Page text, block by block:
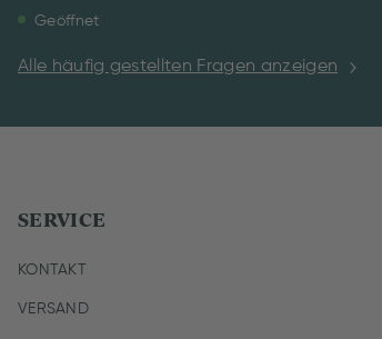
Geöffnet
Alle häufig gestellten Fragen anzeigen
SERVICE
KONTAKT
VERSAND